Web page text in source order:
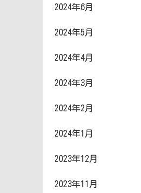
2024年6月
2024年5月
2024年4月
2024年3月
2024年2月
2024年1月
2023年12月
2023年11月